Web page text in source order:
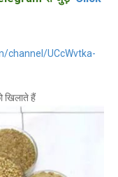
channel/UCcWvtka-
खिलाते हैं